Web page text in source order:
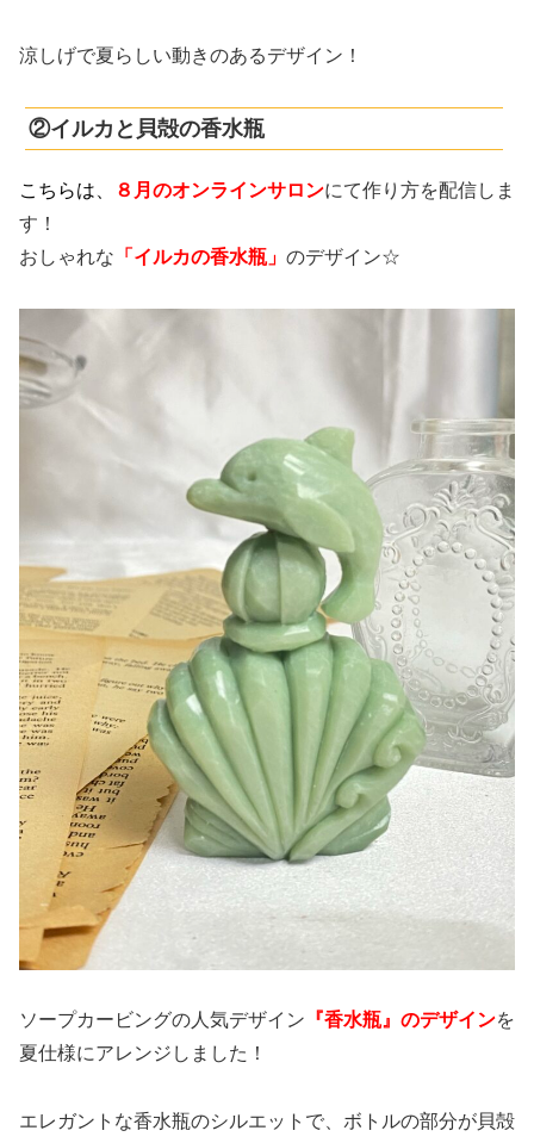
涼しげで夏らしい動きのあるデザイン！
②イルカと貝殻の香水瓶
こちらは、 ８ 月のオンラインサロンにて作り方を配信しま
す！
おしゃれな 「イルカの香水瓶」 のデザイン☆
ソープカービングの人気デザイン 『香水瓶』のデザインを
夏仕様にアレンジしました！
エレガントな香水瓶のシルエットで、ボトルの部分が貝殻